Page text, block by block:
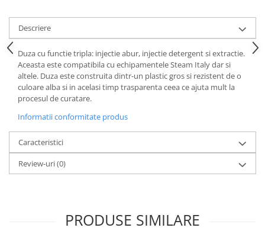
Descriere
Duza cu functie tripla: injectie abur, injectie detergent si extractie.
Aceasta este compatibila cu echipamentele Steam Italy dar si
altele. Duza este construita dintr-un plastic gros si rezistent de o
culoare alba si in acelasi timp trasparenta ceea ce ajuta mult la
procesul de curatare.
Informatii conformitate produs
Caracteristici
Review-uri(0)
PRODUSE SIMILARE